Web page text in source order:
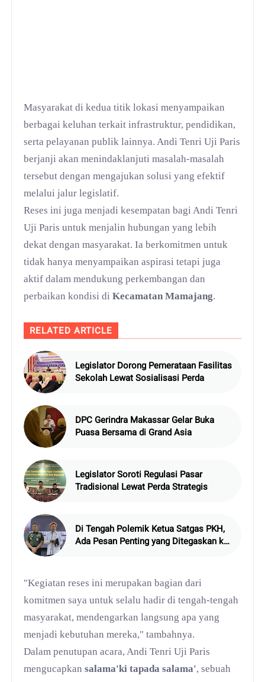
Masyarakat di kedua titik lokasi menyampaikan
berbagai keluhan terkait infrastruktur, pendidikan,
serta pelayanan publik lainnya. Andi Tenri Uji Paris
berjanji akan menindaklanjuti masalah-masalah
tersebut dengan mengajukan solusi yang efektif
melalui jalur legislatif.
Reses ini juga menjadi kesempatan bagi Andi Tenri
Uji Paris untuk menjalin hubungan yang lebih
dekat dengan masyarakat. Ia berkomitmen untuk
tidak hanya menyampaikan aspirasi tetapi juga
aktif dalam mendukung perkembangan dan
perbaikan kondisi diKecamatan Mamajang.
RELATED ARTICLE
Legislator Dorong Pemerataan Fasilitas
Sekolah Lewat Sosialisasi Perda
DPC Gerindra Makassar Gelar Buka
Puasa Bersama di Grand Asia
Legislator Soroti Regulasi Pasar
Tradisional Lewat Perda Strategis
Di Tengah Polemik Ketua Satgas PKH,
Ada Pesan Penting yang Ditegaskan ke
"Kegiatan reses ini merupakan bagian dari
komitmen saya untuk selalu hadir di tengah-tengah
masyarakat, mendengarkan langsung apa yang
menjadi kebutuhan mereka," tambahnya.
Dalam penutupan acara, Andi Tenri Uji Paris
mengucapkansalama'ki tapada salama', sebuah